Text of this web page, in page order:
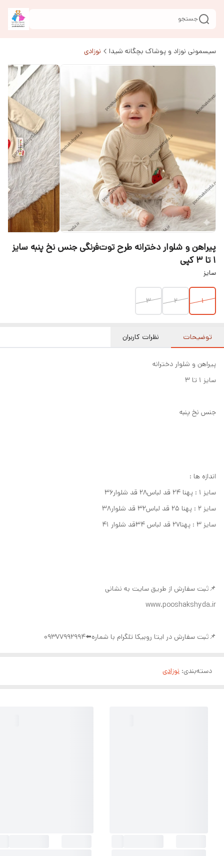
جستجو
سیسمونی نوزاد و پوشاک بچگانه شیدا نوزادی
پیراهن و شلوار دخترانه طرح توت‌فرنگی جنس نخ پنبه سایز
۱ تا ۳ کپی
سایز
۱ ۲ ۳
توضیحات نظرات کاربران
پیراهن و شلوار دخترانه
سایز ۱ تا ۳
جنس نخ پنبه
اندازه ها :
سایز ۱ : پهنا ۲۴ قد لباس۲۸ قد شلوار۳۶
سایز ۲ : پهنا ۲۵ قد لباس۳۲ قد شلوار۳۸
سایز ۳ : پهنا۲۷ قد لباس ۳۴قد شلوار ۴۱
📌ثبت سفارش از طریق سایت به نشانی
www.pooshakshyda.ir
📌ثبت سفارش در ایتا روبیکا تلگرام با شماره⬅️09377992994
دسته‌بندی: نوزادی